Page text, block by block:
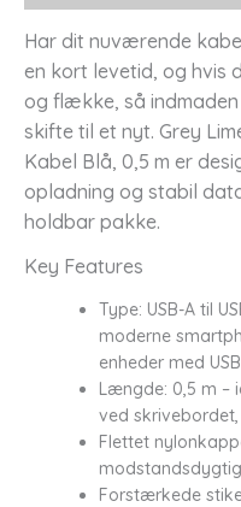
Har dit nuværende
en kort levetid, og hvis
og flække, så
skifte til et nyt. Grey
Kabel Blå, 0,5 m er
opladning og stabil
holdbar pakke.
Key Features
Type: USB-A til
moderne
enheder med
Længde: 0,5 m –
ved
Flettet
Forstærkede